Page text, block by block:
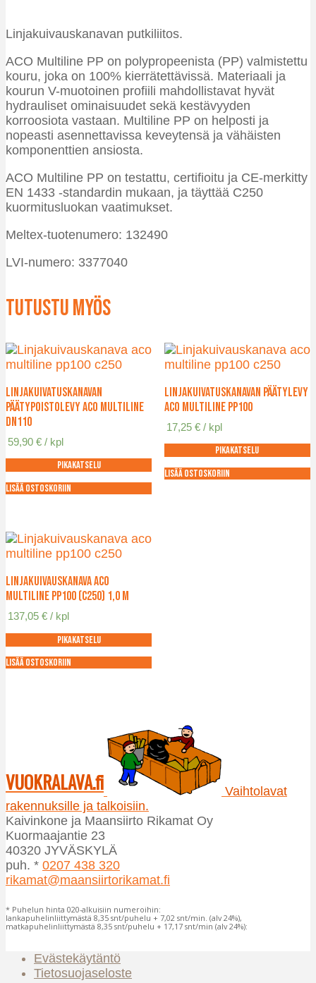
Linjakuivauskanavan putkiliitos.
ACO Multiline PP on polypropeenista (PP) valmistettu
kouru, joka on 100% kierrätettävissä. Materiaali ja
kourun V-muotoinen profiili mahdollistavat hyvät
hydrauliset ominaisuudet sekä kestävyyden
korroosiota vastaan. Multiline PP on helposti ja
nopeasti asennettavissa keveytensä ja vähäisten
komponenttien ansiosta.
ACO Multiline PP on testattu, certifioitu ja CE-merkitty
EN 1433 -standardin mukaan, ja täyttää C250
kuormitusluokan vaatimukset.
Meltex-tuotenumero: 132490
LVI-numero: 3377040
Tutustu myös
Linjakuivatuskanavan
päätypoistolevy ACO Multiline
DN110
59,90€ / kpl
Pikakatselu
Lisää ostoskoriin
Linjakuivatuskanavan päätylevy
ACO Multiline PP100
17,25 € / kpl
Pikakatselu
Lisää ostoskoriin
Linjakuivauskanava ACO
Multiline PP100 (C250) 1,0 m
137,05€ / kpl
Pikakatselu
Lisää ostoskoriin
VUOKRALAVA.fi
Vaihtolavat
rakennuksille ja talkoisiin.
Kaivinkone ja Maansiirto Rikamat Oy
Kuormaajantie 23
40320 JYVÄSKYLÄ
puh. * 0207 438 320
rikamat@maansiirtorikamat.fi
* Puhelun hinta 020-alkuisiin numeroihin:
lankapuhelinliittymästä 8,35 snt/puhelu + 7,02 snt/min. (alv 24%),
matkapuhelinliittymästä 8,35 snt/puhelu + 17,17 snt/min (alv 24%):
Evästekäytäntö
Tietosuojaseloste